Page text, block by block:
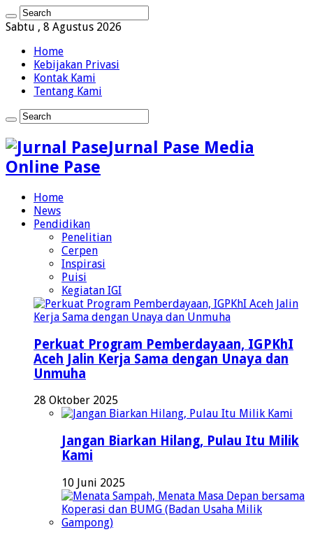
Sabtu , 8 Agustus 2026
Home
Kebijakan Privasi
Kontak Kami
Tentang Kami
Jurnal Pase Media
Online Pase
Home
News
Pendidikan
Penelitian
Cerpen
Inspirasi
Puisi
Kegiatan IGI
Perkuat Program Pemberdayaan, IGPKhI
Aceh Jalin Kerja Sama dengan Unaya dan
Unmuha
28 Oktober 2025
Jangan Biarkan Hilang, Pulau Itu Milik
Kami
10 Juni 2025